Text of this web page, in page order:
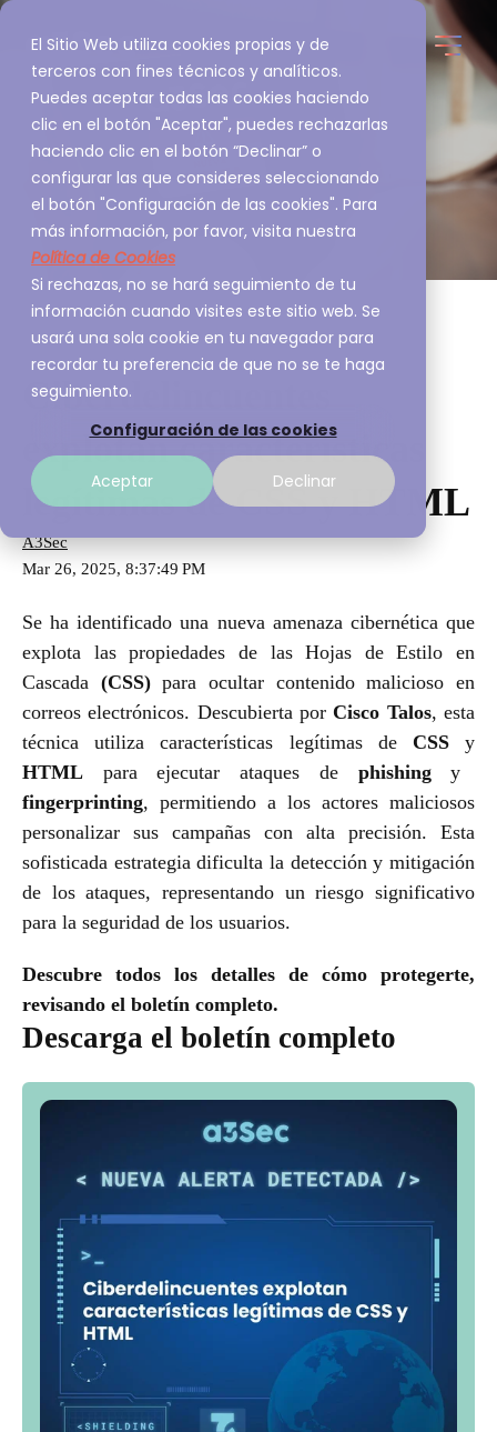
El Sitio Web utiliza cookies propias y de
terceros con fines técnicos y analíticos.
Puedes aceptar todas las cookies haciendo
clic en el botón "Aceptar", puedes rechazarlas
haciendo clic en el botón “Declinar” o
configurar las que consideres seleccionando
el botón "Configuración de las cookies". Para
más información, por favor, visita nuestra
Política de Cookies
Si rechazas, no se hará seguimiento de tu
información cuando visites este sitio web. Se
usará una sola cookie en tu navegador para
recordar tu preferencia de que no se te haga
seguimiento.
Configuración de las cookies
Aceptar Declinar
Ciberdelincuentes
explotan características
legítimas de CSS y HTML
A3Sec
Mar 26, 2025, 8:37:49 PM
Se ha identificado una nueva amenaza cibernética que
explota las propiedades de las Hojas de Estilo en
Cascada (CSS)para ocultar contenido malicioso en
correos electrónicos. Descubierta por Cisco Talos, esta
técnica utiliza características legítimas deCSSy
HTML para ejecutar ataques de phishingy
fingerprinting, permitiendo a los actores maliciosos
personalizar sus campañas con alta precisión. Esta
sofisticada estrategia dificulta la detección y mitigación
de los ataques, representando un riesgo significativo
para la seguridad de los usuarios.
Descubre todos los detalles de cómo protegerte,
revisando el boletín completo.
Descarga el boletín completo